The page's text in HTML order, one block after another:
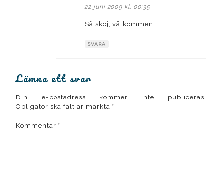
22 juni 2009 kl. 00:35
Så skoj, välkommen!!!
SVARA
Lämna ett svar
Din e-postadress kommer inte publiceras.
Obligatoriska fält är märkta *
Kommentar *